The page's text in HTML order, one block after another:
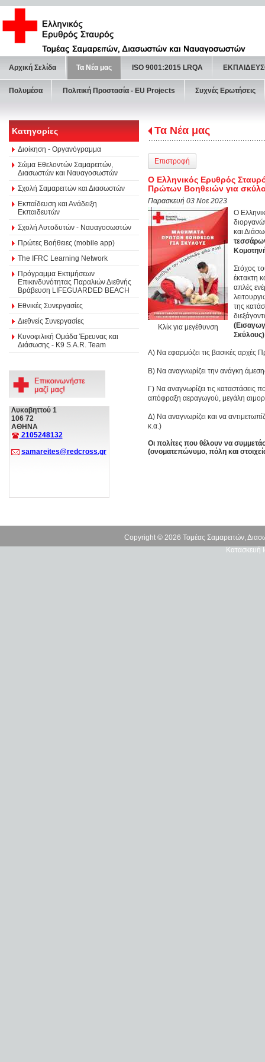
Αρχική Σελίδα Τα Νέα μας ISO 9001:2015 LRQA
Πολυμέσα Πολιτική Προστασία - ΕU Projects Συχνές Ερωτήσεις
Κατηγορίες
Διοίκηση - Οργανόγραμμα
Σώμα Εθελοντών Σαμαρειτών,
Διασωστών και Ναυαγοσωστών
Σχολή Σαμαρειτών και Διασωστών
Εκπαίδευση και Ανάδειξη
Εκπαιδευτών
Σχολή Αυτοδυτών - Ναυαγοσωστών
Πρώτες Βοήθειες (mobile app)
The IFRC Learning Network
Πρόγραμμα Εκτιμήσεων
Επικινδυνότητας Παραλιών Διεθνής
Βράβευση LIFEGUARDED BEACH
Εθνικές Συνεργασίες
Διεθνείς Συνεργασίες
Κυνοφιλική Ομάδα Έρευνας και
Διάσωσης - Κ9 S.A.R. Team
Λυκαβηττού 1
106 72
ΑΘΗΝΑ
2105248132
samareites@redcross.gr
Τα Νέα μας
Επιστροφή
Ο Ελληνικός Ερυθρός
Πρώτων Βοηθειών για
Παρασκευή 03 Νοε 2023
Κλίκ για μεγέθυνση
Ο
και
Στόχος
έκτακτη
απλές
της
Σκύλους)
Α) Να εφαρμόζει τις βασικές αρχές
Β) Να αναγνωρίζει την ανάγκη
Γ) Να αναγνωρίζει τις
απόφραξη αεραγωγού, μεγάλη
Δ) Να αναγνωρίζει και να
κ.α.)
Οι πολίτες που θέλουν να
(ονοματεπώνυμο, πόλη και
Copyright © 2026 Τομέας Σαμαρειτών,
Κατασκευή